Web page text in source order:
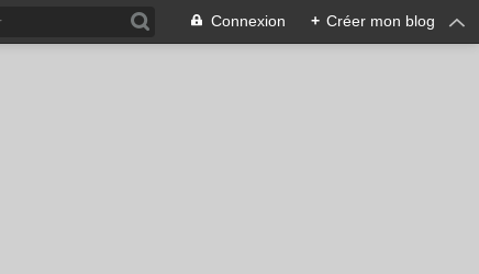
Connexion + Créer mon blog